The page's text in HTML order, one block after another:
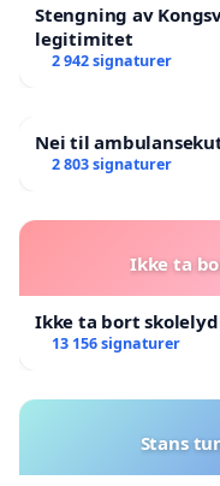
Stengning av
legitimitet
2 942 signaturer
Nei til
2 803 signaturer
Ikke ta
Ikke ta bort
13 156 signaturer
Stans